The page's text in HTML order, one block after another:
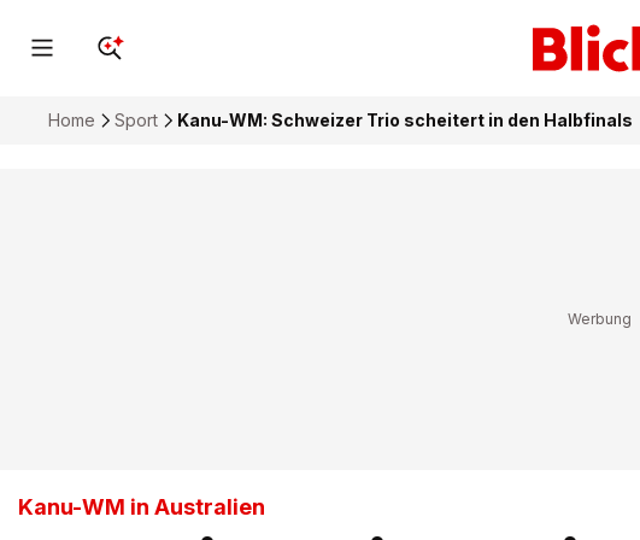
Home Sport Kanu-WM: Schweizer Trio scheitert in den Halbfinals
Kanu-WM in Australien